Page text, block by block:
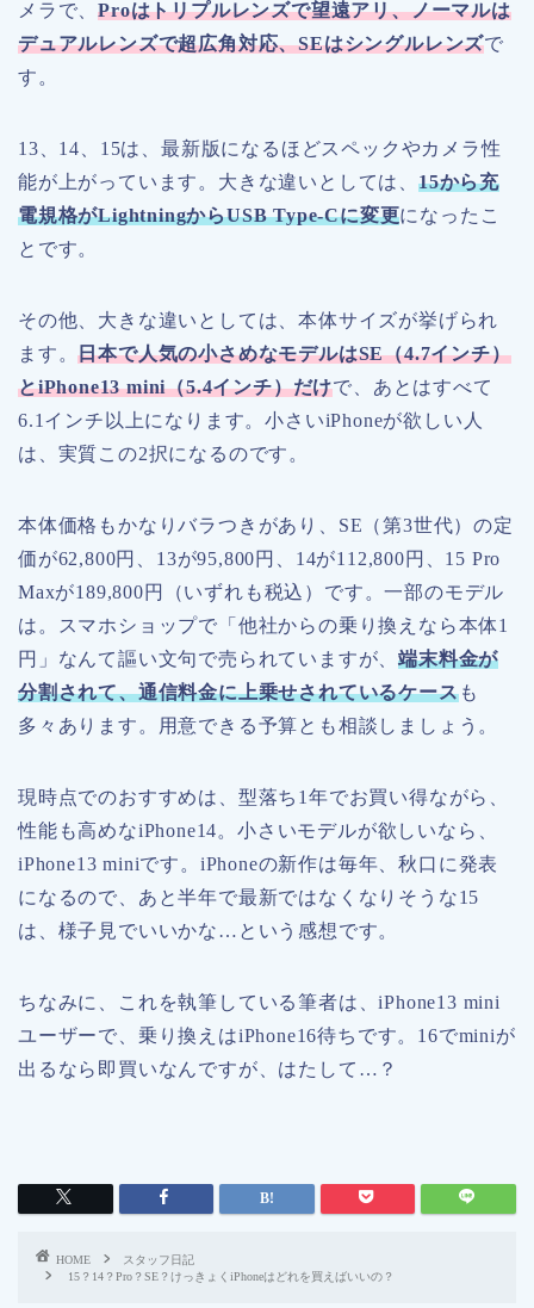
メラで、Proはトリプルレンズで望遠アリ、ノーマルは
デュアルレンズで超広角対応、SEはシングルレンズで
す。
13、14、15は、最新版になるほどスペックやカメラ性
能が上がっています。大きな違いとしては、 15から充
電規格がLightningからUSB Type-Cに変更になったこ
とです。
その他、大きな違いとしては、本体サイズが挙げられ
ます。日本で人気の小さめなモデルはSE（4.7インチ）
とiPhone13 mini（5.4インチ）だけで、あとはすべて
6.1インチ以上になります。小さいiPhoneが欲しい人
は、実質この2択になるのです。
本体価格もかなりバラつきがあり、SE（第3世代）の定
価が62,800円、13が95,800円、14が112,800円、15 Pro
Maxが189,800円（いずれも税込）です。一部のモデル
は。スマホショップで「他社からの乗り換えなら本体1
円」なんて謳い文句で売られていますが、端末料金が
分割されて、通信料金に上乗せされているケースも
多々あります。用意できる予算とも相談しましょう。
現時点でのおすすめは、型落ち1年でお買い得ながら、
性能も高めなiPhone14。小さいモデルが欲しいなら、
iPhone13 miniです。iPhoneの新作は毎年、秋口に発表
になるので、あと半年で最新ではなくなりそうな15
は、様子見でいいかな…という感想です。
ちなみに、これを執筆している筆者は、iPhone13 mini
ユーザーで、乗り換えはiPhone16待ちです。16でminiが
出るなら即買いなんですが、はたして…？
HOME
スタッフ日記
15？14？Pro？SE？けっきょくiPhoneはどれを買えばいいの？